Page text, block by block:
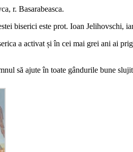
r. Basarabeasca.
biserici este prot. Ioan Jelihovschi,
a activat și în cei mai grei ani ai
să ajute în toate gândurile bune